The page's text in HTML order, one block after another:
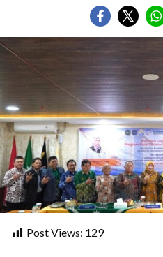
Post Views: 129